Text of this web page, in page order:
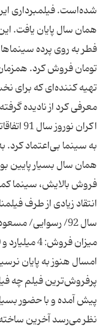
تومان فروش كرد.
تهیه كننده‌ای كه برای
معرفی كرد از نادیده
اكران
به سینما بی‌اعتماد كرد.
همان سال بسیار پایین
فروش بالایش، سینما
امسال هنوز به پایان
پرفروش‌ترین فیلم چه
پیش آمده و با حضور
نظر می‌رسد آخرین